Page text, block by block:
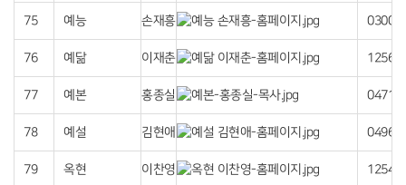
75 예능 손재흥 03009
76 예닮 이재춘 12566
77 예본 홍종실 04713
78 예설 김현애 04968
79 옥현 이찬영 12544